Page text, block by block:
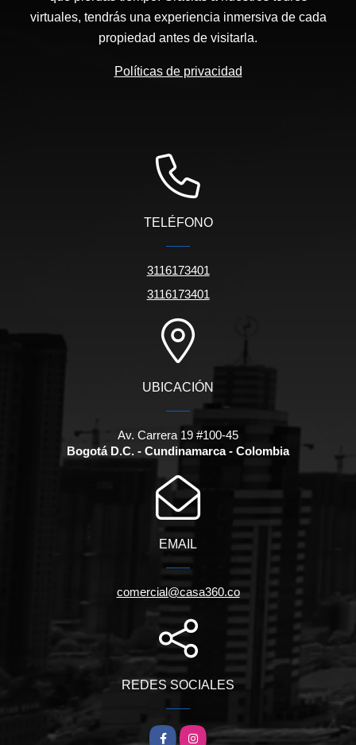
virtuales, tendrás una experiencia inmersiva de cada
propiedad antes de visitarla.
Políticas de privacidad
TELÉFONO
3116173401
3116173401
UBICACIÓN
Av. Carrera 19 #100-45
Bogotá D.C. - Cundinamarca - Colombia
EMAIL
comercial@casa360.co
REDES SOCIALES
FacebookInstagram